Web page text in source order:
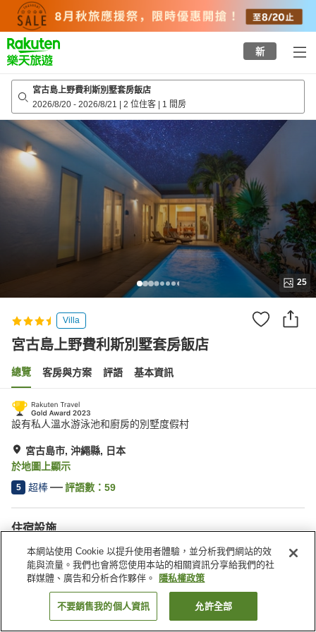
top
page
新
宮古島上野費利斯別墅套房飯店
2026/8/20 - 2026/8/21 | 2 位住客 | 1 間房
25
Villa
宮古島上野費利斯別墅套房飯店
總覽 客房與方案 評語 基本資訊
設有私人溫水游泳池和廚房的別墅度假村
宮古島市, 沖繩縣, 日本
於地圖上顯示
5 超棒 評語數： 59
住宿設施
停車場
首頁 日本 沖繩縣 宮古島市 宮古島上野費利斯別墅套房飯店
找客房
本網站使用 Cookie 以提升使用者體驗，並分析我們網站的效
能與流量。我們也會將您使用本站的相關資訊分享給我們的社
群媒體、廣告和分析合作夥伴。
隱私權政策
不要銷售我的個人資訊 允許全部